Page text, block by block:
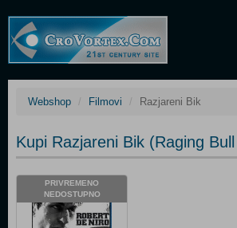
Webshop Filmovi Razjareni Bik
Kupi Razjareni Bik (Raging
PRIVREMENO
NEDOSTUPNO